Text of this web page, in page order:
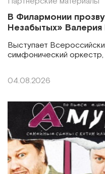
В Филармонии
Незабытых»
Выступает
симфонический
04.08.2026